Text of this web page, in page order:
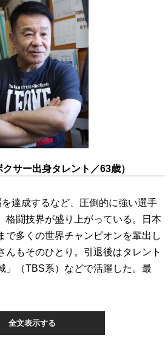
サー出身タレント／63歳）
達成するなど、圧倒的に強い選手
格闘技界が盛り上がっている。日本
で多くの世界チャンピオンを輩出し
んもそのひとり。引退後はタレント
」（TBS系）などで活躍した。最
全文表示する